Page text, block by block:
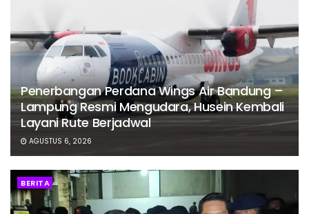
Penerbangan Perdana Wings Air Bandung –
Lampung Resmi Mengudara, Husein Kembali
Layani Rute Berjadwal
AGUSTUS 6, 2026
BERITA